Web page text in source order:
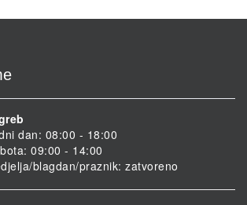
dan: 08:00 - 18:00
09:00 - 14:00
blagdan/praznik: zatvoreno